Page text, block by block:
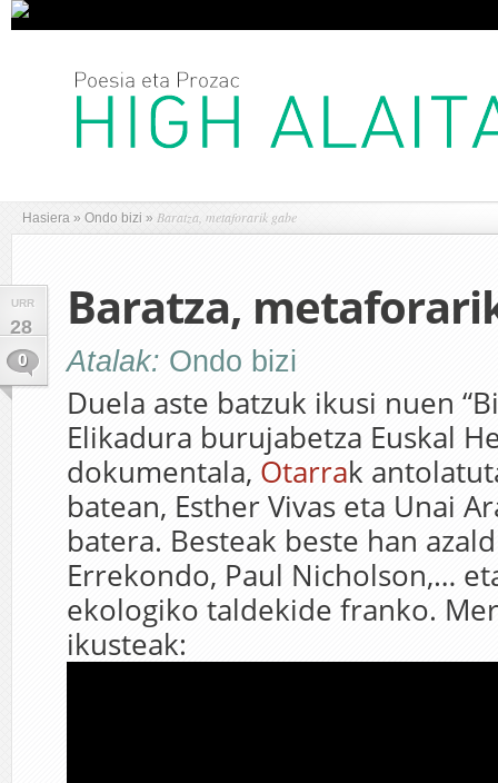
Hasiera » Ondo bizi » Baratza, metaforarik gabe
URR
28
0
Baratza,
Atalak: Ondo bizi
Duela aste batzuk ikusi nuen
Elikadura burujabetza Euskal
dokumentala, Otarrak
batean, Esther Vivas eta Unai
batera. Besteak beste han
Errekondo, Paul Nicholson,…
ekologiko taldekide franko.
ikusteak: